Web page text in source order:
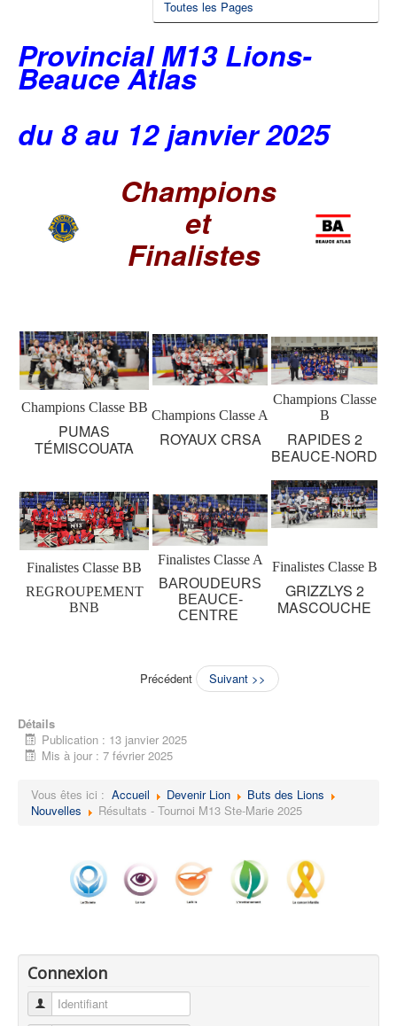
Toutes les Pages
Provincial M13 Lions-
Beauce Atlas
du 8 au 12 janvier 2025
Champions
et
Finalistes
Champions Classe BB
PUMAS
TÉMISCOUATA
Champions Classe A
ROYAUX CRSA
Champions Classe
B
RAPIDES 2
BEAUCE-NORD
Finalistes Classe BB
REGROUPEMENT
BNB
Finalistes Classe A
BAROUDEURS
BEAUCE-
CENTRE
Finalistes Classe B
GRIZZLYS 2
MASCOUCHE
Précédent Suivant >>
Détails
Publication : 13 janvier 2025
Mis à jour : 7 février 2025
Vous êtes ici : Accueil Devenir Lion
Buts des Lions
Nouvelles
Résultats - Tournoi M13 Ste-Marie 2025
Connexion
Identifiant